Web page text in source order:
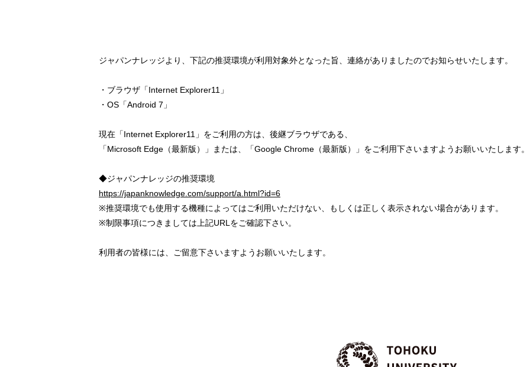
ジャパンナレッジより、下記の推奨環境が利用対象外となった旨、連絡がありましたのでお知らせいたします。
・ブラウザ「Internet Explorer11」
・OS「Android 7」
現在「Internet Explorer11」をご利用の方は、後継ブラウザである、
「Microsoft Edge（最新版）」または、「Google Chrome（最新版）」をご利用下さいますようお願いいたします。
◆ジャパンナレッジの推奨環境
https://japanknowledge.com/support/a.html?id=6
※推奨環境でも使用する機種によってはご利用いただけない、もしくは正しく表示されない場合があります。
※制限事項につきましては上記URLをご確認下さい。
利用者の皆様には、ご留意下さいますようお願いいたします。